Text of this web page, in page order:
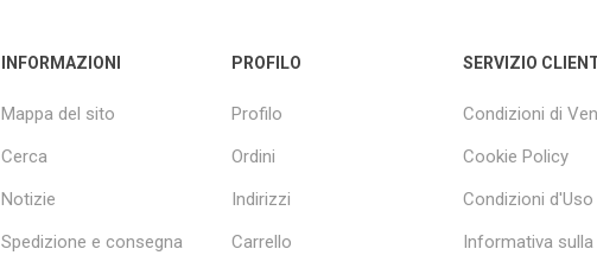
INFORMAZIONI
Mappa del sito
Cerca
Notizie
Spedizione e consegna
PROFILO
Profilo
Ordini
Indirizzi
Carrello
SERVIZIO
Condizioni di
Cookie Policy
Condizioni d'Uso
Informativa sulla